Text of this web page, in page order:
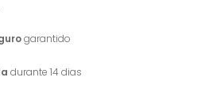
garantido
durante 14 dias